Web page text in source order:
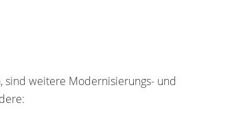
sind weitere Modernisierungs- und